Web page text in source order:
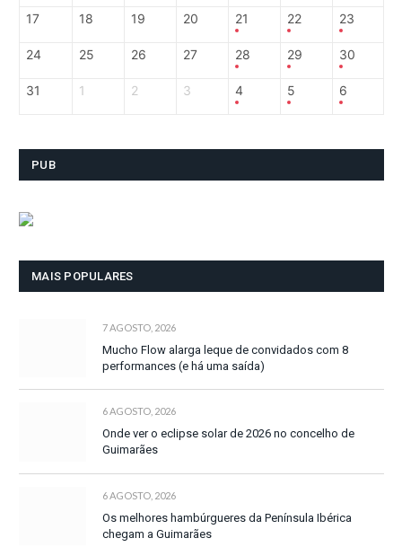
17 18 19 20 21 22 23
24 25 26 27 28 29 30
31 1 2 3 4 5 6
PUB
MAIS POPULARES
7 AGOSTO, 2026
Mucho Flow alarga leque de convidados com 8
performances (e há uma saída)
6 AGOSTO, 2026
Onde ver o eclipse solar de 2026 no concelho de
Guimarães
6 AGOSTO, 2026
Os melhores hambúrgueres da Península Ibérica
chegam a Guimarães